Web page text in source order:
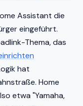
Assistant die
eingeführt.
Thema, das
hat
Home
etwa "Yamaha,